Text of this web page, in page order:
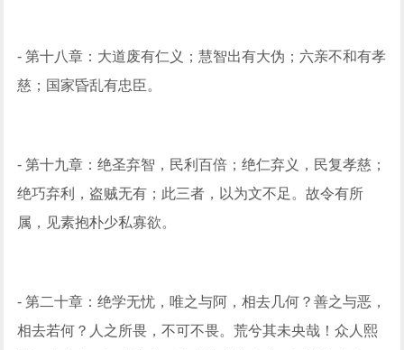
- 第十八章：大道废有仁义；慧智出有大伪；六亲不和有孝
慈；国家昏乱有忠臣。
- 第十九章：绝圣弃智，民利百倍；绝仁弃义，民复孝慈；
绝巧弃利，盗贼无有；此三者，以为文不足。故令有所
属，见素抱朴少私寡欲。
- 第二十章：绝学无忧，唯之与阿，相去几何？善之与恶，
相去若何？人之所畏，不可不畏。荒兮其未央哉！众人熙